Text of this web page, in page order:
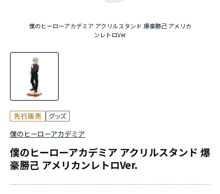
『ふつつかな悪女ではございますが ～雛宮蝶鼠と
僕のヒーローアカデミア アクリルスタンド 爆豪勝己 アメリカ
ンレトロVer.
僕のヒーローアカデミア
僕のヒーローアカデミア アクリルスタンド 爆
豪勝己 アメリカンレトロVer.